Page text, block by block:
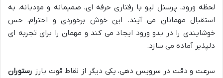
لحظه ورود، پرسنل لیو با رفتاری حرفه ای، صمیمانه و مودبانه، به
استقبال مهمانان می آیند. این خوش برخوردی و احترام، حس
خوشایندی را در بدو ورود ایجاد می کند و مهمان را برای تجربه ای
دلپذیر آماده می سازد.
سرعت و دقت در سرویس دهی، یکی دیگر از نقاط قوت بارز رستوران